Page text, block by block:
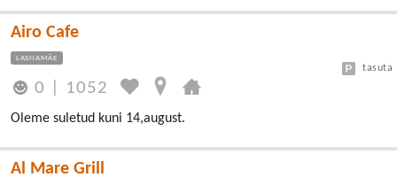
Airo Cafe
LASNAMÄE
0 1052
tasuta
Oleme suletud kuni 14,august.
Al Mare Grill